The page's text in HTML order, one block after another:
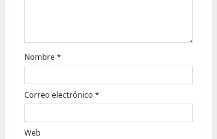
Nombre*
Correo electrónico *
Web